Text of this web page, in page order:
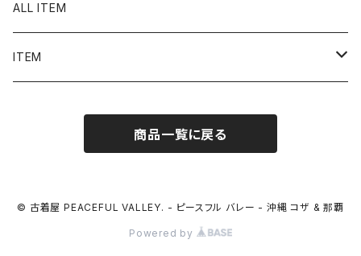
ALL ITEM
ITEM
シャツ／ブラウス
半袖シャツ / ブラウス
タンクトップ
商品一覧に戻る
© 古着屋 PEACEFUL VALLEY. - ピースフル バレー - 沖縄 コザ & 那覇
Powered by